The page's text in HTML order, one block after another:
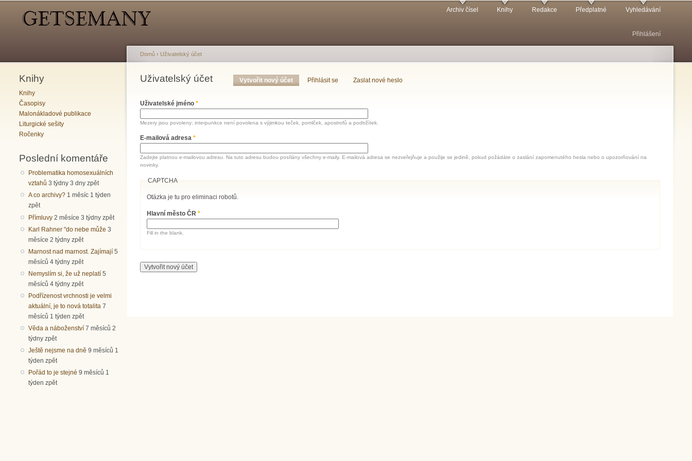
Archiv čísel Knihy Redakce Předplatné Vyhledávání
Přihlášení
Knihy
Knihy
Časopisy
Malonákladové publikace
Liturgické sešity
Ročenky
Poslední komentáře
Problematika homosexuálních
vztahů 3 týdny 3 dny zpět
A co archivy? 1 měsíc 1 týden
zpět
Přímluvy 2 měsíce 3 týdny zpět
Karl Rahner "do nebe může 3
měsíce 2 týdny zpět
Marnost nad marnost. Zajímají 5
měsíců 4 týdny zpět
Nemyslím si, že už neplatí 5
měsíců 4 týdny zpět
Podřízenost vrchnosti je velmi
aktuální, je to nová totalita 7
měsíců 1 týden zpět
Věda a náboženství 7 měsíců 2
týdny zpět
Ještě nejsme na dně 9 měsíců 1
týden zpět
Pořád to je stejné 9 měsíců 1
týden zpět
Jste zde
Domů › Uživatelský účet
Uživatelský účet
Hlavní záložky Vytvořit nový účet (aktivní záložka)
Přihlásit se Zaslat nové heslo
Uživatelské jméno *
Mezery jsou povoleny; interpunkce není povolena s výjimkou teček, pomlček, apostrofů a podtržítek.
E-mailová adresa *
Zadejte platnou e-mailovou adresu. Na tuto adresu budou posílány všechny e-maily. E-mailová adresa se nezveřejňuje a použije se jedině, pokud požádáte o zaslání zapomenutého hesla nebo o upozorňování na
novinky.
CAPTCHA
Otázka je tu pro eliminaci robotů.
Hlavní město ČR*
Fill in the blank.